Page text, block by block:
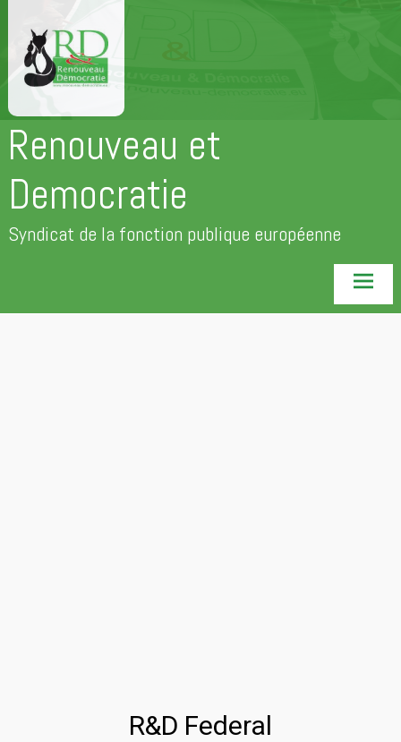
contenu
principal
Renouveau et
Democratie
Syndicat de la fonction publique européenne
R&D Federal